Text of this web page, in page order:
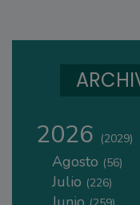
2026 (2029)
Agosto (56)
Julio (226)